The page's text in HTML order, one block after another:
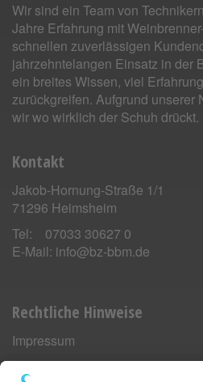
Wir sind ein Team von
Jahre Erfahrung mit
schnellen zuverlässigen
jahrzehntelangen Einsatz in der
ein breites Wissen, viel
zurückgreifen. Aufgrund unserer
wir wo wirklich der Schuh drückt.
Kontakt
Jakob-Hornung-Straße 1/1
71296 Heimsheim
Tel: 07033 30627 0
E-Mail: info@bz-bbm.de
Rechtliche Hinweise
Impressum
Datenschutz